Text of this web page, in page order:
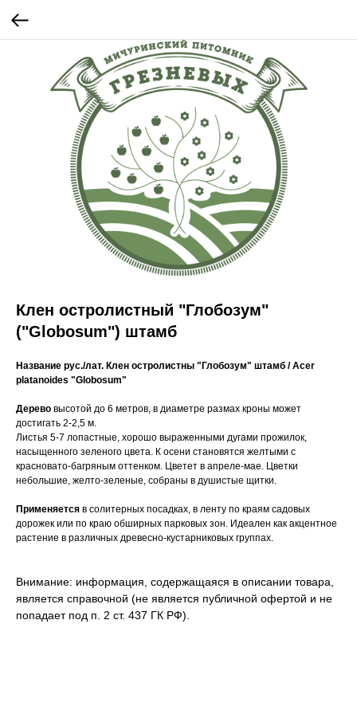
Клен остролистный "Глобозум"
("Globosum") штамб
Название рус./лат. Клен остролистны "Глобозум" штамб / Acer
platanoides "Globosum"
Дерево высотой до 6 метров, в диаметре размах кроны может
достигать 2-2,5 м.
Листья 5-7 лопастные, хорошо выраженными дугами прожилок,
насыщенного зеленого цвета. К осени становятся желтыми с
красновато-багряным оттенком. Цветет в апреле-мае. Цветки
небольшие, желто-зеленые, собраны в душистые щитки.
Применяется в солитерных посадках, в ленту по краям садовых
дорожек или по краю обширных парковых зон. Идеален как акцентное
растение в различных древесно-кустарниковых группах.
Внимание: информация, содержащаяся в описании товара,
является справочной (не является публичной офертой и не
попадает под п. 2 ст. 437 ГК РФ).